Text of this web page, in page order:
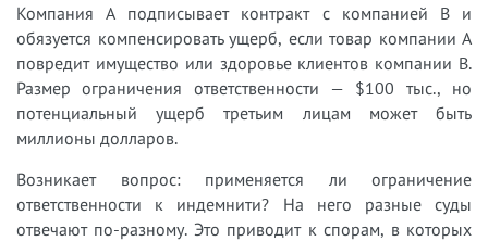
Компания A подписывает контракт с компанией B и
обязуется компенсировать ущерб, если товар компании A
повредит имущество или здоровье клиентов компании B.
Размер ограничения ответственности — $100 тыс., но
потенциальный ущерб третьим лицам может быть
миллионы долларов.
Возникает вопрос: применяется ли ограничение
ответственности к индемнити? На него разные суды
отвечают по-разному. Это приводит к спорам, в которых